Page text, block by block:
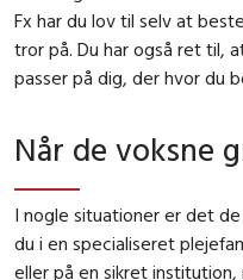
Fx har du lov til selv at
tror på. Du har også ret til,
passer på dig, der hvor du
Når de voksne
I nogle situationer er det
du i en specialiseret
eller på en sikret